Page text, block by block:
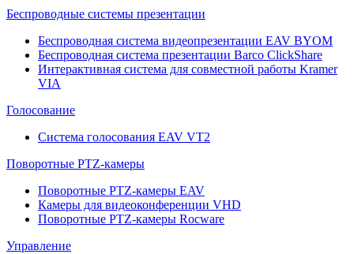
Беспроводные системы презентации
Беспроводная система видеопрезентации EAV BYOM
Беспроводная система презентации Barco ClickShare
Интерактивная система для совместной работы Kramer
VIA
Голосование
Система голосования EAV VT2
Поворотные PTZ-камеры
Поворотные PTZ-камеры EAV
Камеры для видеоконференции VHD
Поворотные PTZ-камеры Rocware
Управление